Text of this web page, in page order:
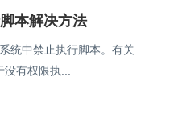
本解决方法
统中禁止执行脚本。有关
有权限执...